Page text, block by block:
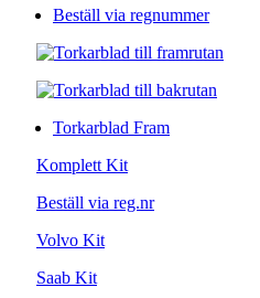
Beställ via regnummer
Torkarblad Fram
Komplett Kit
Beställ via reg.nr
Volvo Kit
Saab Kit